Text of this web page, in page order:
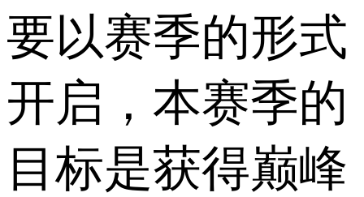
要以赛季的形式
开启，本赛季的
目标是获得巅峰